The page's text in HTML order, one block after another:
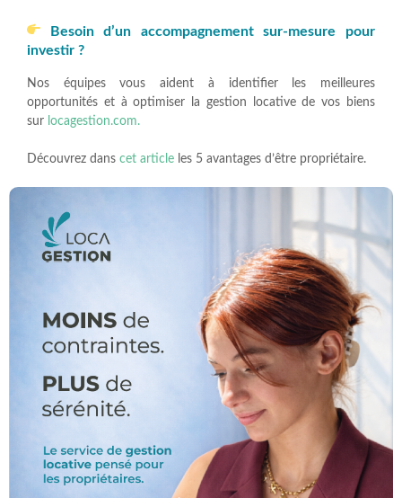
Besoin d’un accompagnement sur-mesure pour
investir ?
Nos équipes vous aident à identifier les meilleures
opportunités et à optimiser la gestion locative de vos biens
sur locagestion.com.
Découvrez dans cet article les 5 avantages d’être propriétaire.